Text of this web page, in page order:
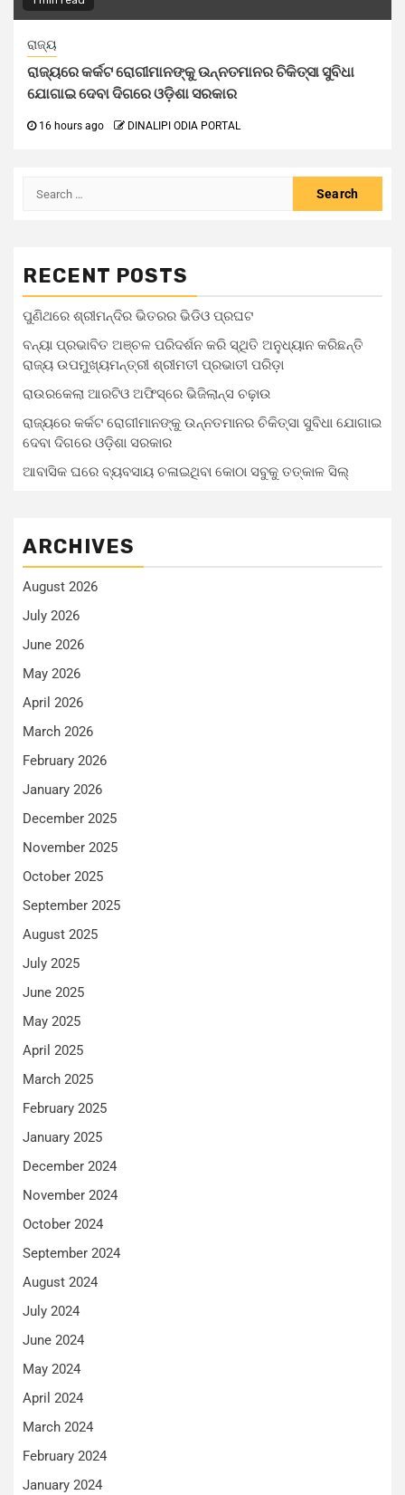
ରାଜ୍ୟ
ରାଜ୍ୟରେ କର୍କଟ ରୋଗୀମାନଙ୍କୁ ଉନ୍ନତମାନର ଚିକିତ୍ସା ସୁବିଧା
ଯୋଗାଇ ଦେବା ଦିଗରେ ଓଡ଼ିଶା ସରକାର
16 hours ago DINALIPI ODIA PORTAL
RECENT POSTS
ପୁଣିଥରେ ଶ୍ରୀମନ୍ଦିର ଭିତରର ଭିଡିଓ ପ୍ରଘଟ
ବନ୍ୟା ପ୍ରଭାବିତ ଅଞ୍ଚଳ ପରିଦର୍ଶନ କରି ସ୍ଥିତି ଅନୁଧ୍ୟାନ କରିଛନ୍ତି
ରାଜ୍ୟ ଉପମୁଖ୍ୟମନ୍ତ୍ରୀ ଶ୍ରୀମତୀ ପ୍ରଭାତୀ ପରିଡ଼ା
ରାଉରକେଲା ଆରଟିଓ ଅଫିସ୍‌ରେ ଭିଜିଲାନ୍ସ ଚଢ଼ାଉ
ରାଜ୍ୟରେ କର୍କଟ ରୋଗୀମାନଙ୍କୁ ଉନ୍ନତମାନର ଚିକିତ୍ସା ସୁବିଧା ଯୋଗାଇ
ଦେବା ଦିଗରେ ଓଡ଼ିଶା ସରକାର
ଆବାସିକ ଘରେ ବ୍ୟବସାୟ ଚଳାଇଥିବା କୋଠା ସବୁକୁ ତତ୍କାଳ ସିଲ୍‌
ARCHIVES
August 2026
July 2026
June 2026
May 2026
April 2026
March 2026
February 2026
January 2026
December 2025
November 2025
October 2025
September 2025
August 2025
July 2025
June 2025
May 2025
April 2025
March 2025
February 2025
January 2025
December 2024
November 2024
October 2024
September 2024
August 2024
July 2024
June 2024
May 2024
April 2024
March 2024
February 2024
January 2024